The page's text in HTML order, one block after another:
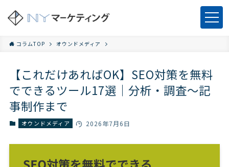
コラムTOP オウンドメディア
【これだけあればOK】SEO対策を無料
でできるツール17選｜分析・調査〜記
事制作まで
オウンドメディア 2026年7月6日